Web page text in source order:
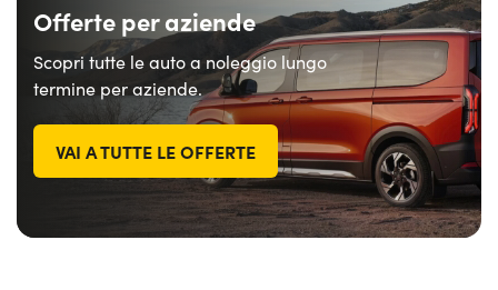
Offerte per aziende
Scopri tutte le auto a noleggio lungo
termine per aziende.
VAI A TUTTE LE OFFERTE